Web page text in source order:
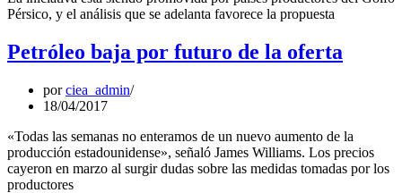
Pérsico, y el análisis que se adelanta favorece la propuesta
Petróleo baja por futuro de la oferta
porciea_admin
18/04/2017
«Todas las semanas no enteramos de un nuevo aumento de la
producción estadounidense», señaló James Williams. Los precios
cayeron en marzo al surgir dudas sobre las medidas tomadas por los
productores